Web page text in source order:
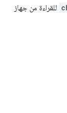
للقراءة من جهاز